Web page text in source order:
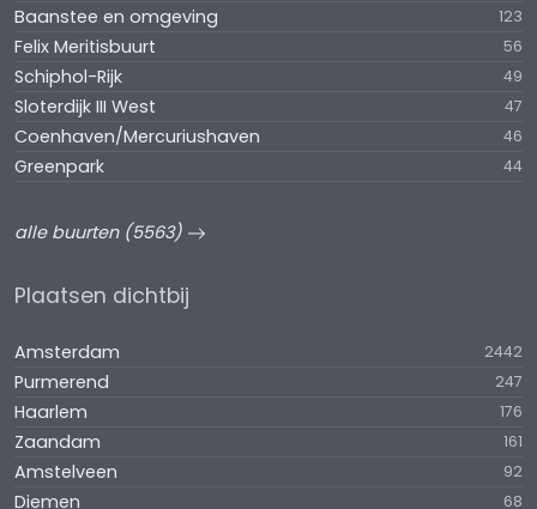
Baanstee en omgeving 123
Felix Meritisbuurt 56
Schiphol-Rijk 49
Sloterdijk III West 47
Coenhaven/Mercuriushaven 46
Greenpark 44
alle buurten (5563)
Plaatsen dichtbij
Amsterdam 2442
Purmerend 247
Haarlem 176
Zaandam 161
Amstelveen 92
Diemen 68